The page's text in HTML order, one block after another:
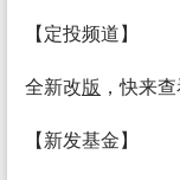
【定投频道】
全新改版 ，快来
【新发基金】